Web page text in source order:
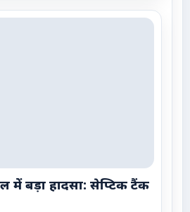
में बड़ा हादसा: सेप्टिक टैंक